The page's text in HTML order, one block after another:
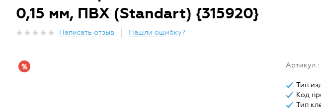
0,15 мм, ПВХ (Standart) {315920}
Написать отзыв Нашли ошибку?
Артикул :
Тип
Код
Тип